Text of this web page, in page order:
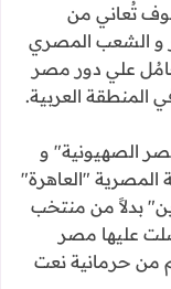
تُعاني من
و الشعب المصري
علي دور مصر
المنطقة العربية.
الصهيونية" و
"العاهرة"
بدلاً من منتخب
عليها مصر
من حرمانية نعت